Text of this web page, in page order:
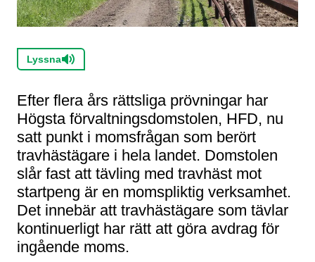
Lyssna
Efter flera års rättsliga prövningar har
Högsta förvaltningsdomstolen, HFD, nu
satt punkt i momsfrågan som berört
travhästägare i hela landet. Domstolen
slår fast att tävling med travhäst mot
startpeng är en momspliktig verksamhet.
Det innebär att travhästägare som tävlar
kontinuerligt har rätt att göra avdrag för
ingående moms.